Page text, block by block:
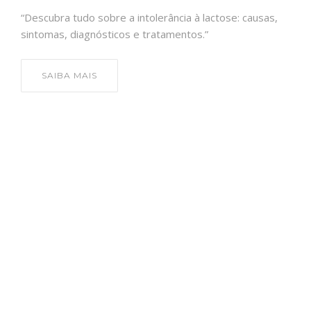
“Descubra tudo sobre a intolerância à lactose: causas,
sintomas, diagnósticos e tratamentos.”
SAIBA MAIS